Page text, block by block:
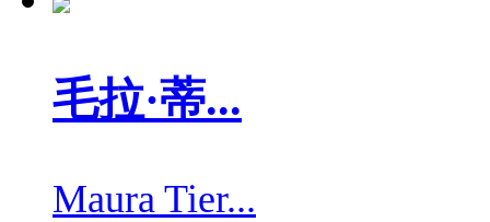
毛拉·蒂...
Maura Tier...